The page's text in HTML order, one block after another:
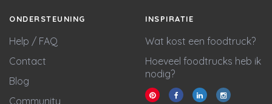
ONDERSTEUNING
Help / FAQ
Contact
Blog
Community
INSPIRATIE
Wat kost een foodtruck?
Hoeveel foodtrucks heb ik
nodig?